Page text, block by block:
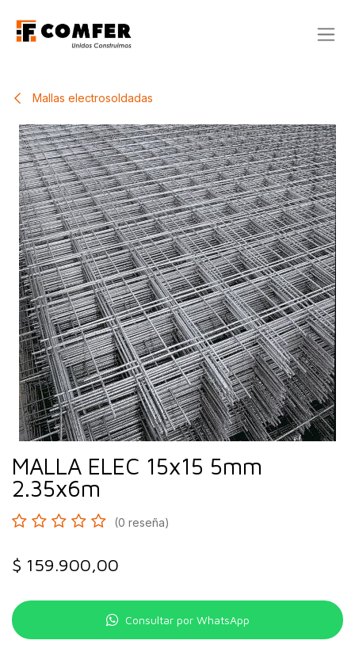
Mallas electrosoldadas
MALLA ELEC 15x15 5mm
2.35x6m
(0 reseña)
$ 159.900,00
Consultar por WhatsApp